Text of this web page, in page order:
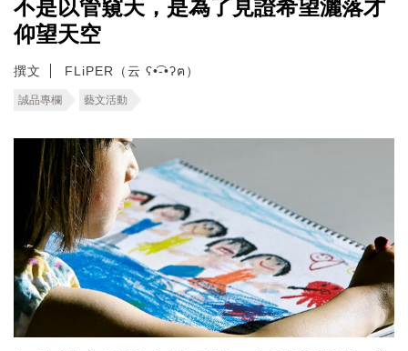
不是以管窺天，是為了見證希望灑落才
仰望天空
撰文 FLiPER（云 ʕ•͡-•ʔฅ）
誠品專欄 藝文活動